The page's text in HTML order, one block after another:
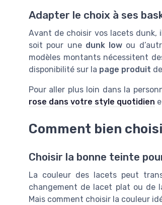
Adapter le choix à ses
Avant de choisir vos lacets dunk,
soit pour une dunk low ou
modèles montants nécessitent
disponibilité sur la page produit
Pour aller plus loin dans la
rose dans votre style quotidien
Comment bien
Choisir la bonne teinte
La couleur des lacets peut
changement de lacet plat ou de
Mais comment choisir la couleur